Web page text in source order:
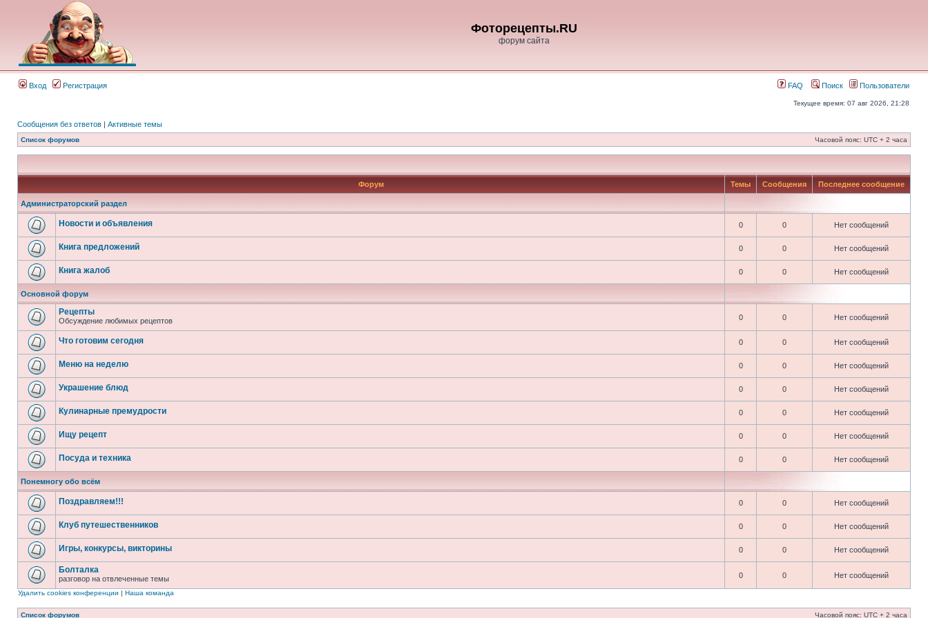
Фоторецепты.RU
форум сайта
Вход Регистрация FAQ Поиск Пользователи
Текущее время: 07 авг 2026, 21:28
Сообщения без ответов | Активные темы
Список форумов Часовой пояс: UTC + 2 часа
Форум Темы Сообщения Последнее сообщение
Администраторский раздел
Новости и объявления 0 0 Нет сообщений
Книга предложений 0 0 Нет сообщений
Книга жалоб 0 0 Нет сообщений
Основной форум
Рецепты
Обсуждение любимых рецептов 0 0 Нет сообщений
Что готовим сегодня 0 0 Нет сообщений
Меню на неделю 0 0 Нет сообщений
Украшение блюд 0 0 Нет сообщений
Кулинарные премудрости 0 0 Нет сообщений
Ищу рецепт 0 0 Нет сообщений
Посуда и техника 0 0 Нет сообщений
Понемногу обо всём
Поздравляем!!! 0 0 Нет сообщений
Клуб путешественников 0 0 Нет сообщений
Игры, конкурсы, викторины 0 0 Нет сообщений
Болталка
разговор на отвлеченные темы 0 0 Нет сообщений
Удалить cookies конференции | Наша команда
Список форумов Часовой пояс: UTC + 2 часа